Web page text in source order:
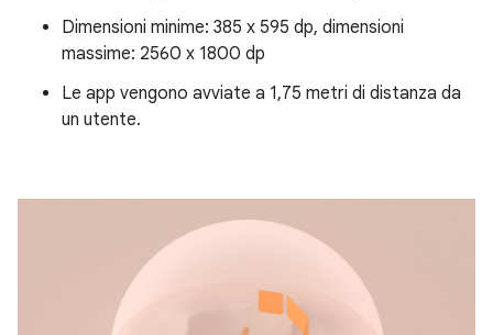
Dimensioni minime: 385 x 595 dp, dimensioni
massime: 2560 x 1800 dp
Le app vengono avviate a 1,75 metri di distanza da
un utente.